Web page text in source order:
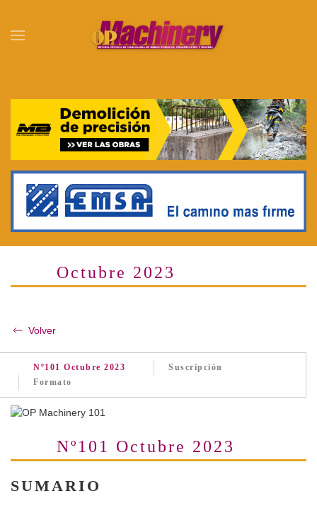
Skip to main content
Octubre 2023
Volver
Nº101 Octubre 2023
Suscripción
Formato
Nº101 Octubre 2023
SUMARIO